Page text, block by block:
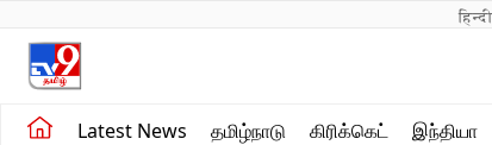
Latest News தமிழ்நாடு கிரிக்கெட் இந்தியா
சமீபத்திய செய்திகள்